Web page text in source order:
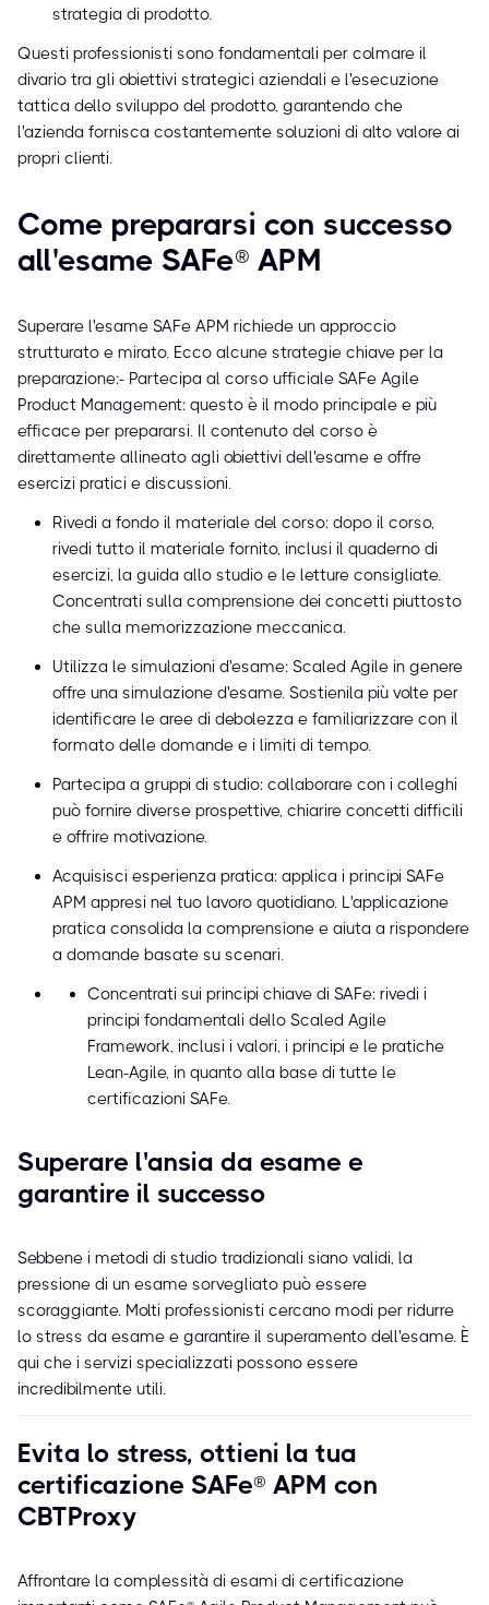
strategia di prodotto.
Questi professionisti sono fondamentali per colmare il
divario tra gli obiettivi strategici aziendali e l'esecuzione
tattica dello sviluppo del prodotto, garantendo che
l'azienda fornisca costantemente soluzioni di alto valore ai
propri clienti.
Come prepararsi con successo
all'esame SAFe® APM
Superare l'esame SAFe APM richiede un approccio
strutturato e mirato. Ecco alcune strategie chiave per la
preparazione:- Partecipa al corso ufficiale SAFe Agile
Product Management: questo è il modo principale e più
efficace per prepararsi. Il contenuto del corso è
direttamente allineato agli obiettivi dell'esame e offre
esercizi pratici e discussioni.
Rivedi a fondo il materiale del corso: dopo il corso,
rivedi tutto il materiale fornito, inclusi il quaderno di
esercizi, la guida allo studio e le letture consigliate.
Concentrati sulla comprensione dei concetti piuttosto
che sulla memorizzazione meccanica.
Utilizza le simulazioni d'esame: Scaled Agile in genere
offre una simulazione d'esame. Sostienila più volte per
identificare le aree di debolezza e familiarizzare con il
formato delle domande e i limiti di tempo.
Partecipa a gruppi di studio: collaborare con i colleghi
può fornire diverse prospettive, chiarire concetti difficili
e offrire motivazione.
Acquisisci esperienza pratica: applica i principi SAFe
APM appresi nel tuo lavoro quotidiano. L'applicazione
pratica consolida la comprensione e aiuta a rispondere
a domande basate su scenari.
Concentrati sui principi chiave di SAFe: rivedi i
principi fondamentali dello Scaled Agile
Framework, inclusi i valori, i principi e le pratiche
Lean-Agile, in quanto alla base di tutte le
certificazioni SAFe.
Superare l'ansia da esame e
garantire il successo
Sebbene i metodi di studio tradizionali siano validi, la
pressione di un esame sorvegliato può essere
scoraggiante. Molti professionisti cercano modi per ridurre
lo stress da esame e garantire il superamento dell'esame. È
qui che i servizi specializzati possono essere
incredibilmente utili.
Evita lo stress, ottieni la tua
certificazione SAFe® APM con
CBTProxy
Affrontare la complessità di esami di certificazione